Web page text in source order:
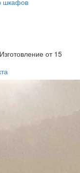
Изготовление от 15